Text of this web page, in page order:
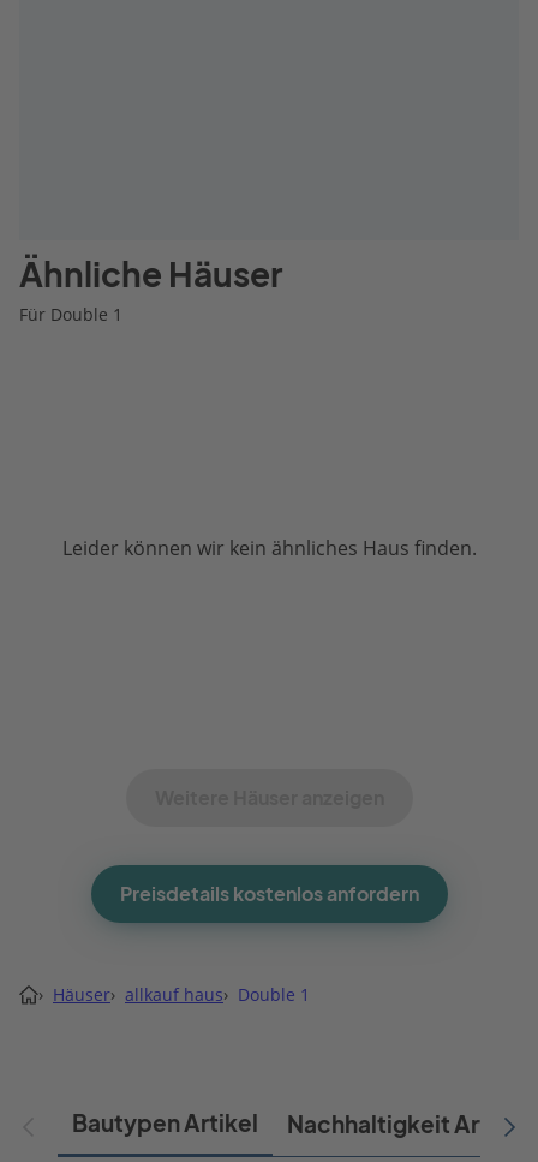
Ähnliche Häuser
Für Double 1
Leider können wir kein ähnliches Haus finden.
Preisdetails kostenlos anfordern
› Häuser› allkauf haus› Double 1
Bautypen Artikel Nachhaltigkeit Artikel